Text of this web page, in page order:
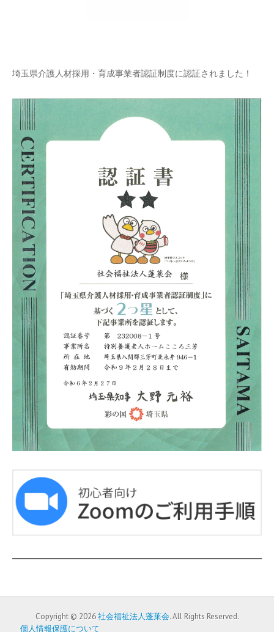
埼玉県介護人材採用・育成事業者認証制度に認証されました！
Copyright © 2026社会福祉法人蓬莱会. All Rights Reserved.
個人情報保護について